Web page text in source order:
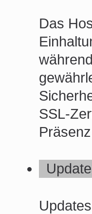
Das
SSL-